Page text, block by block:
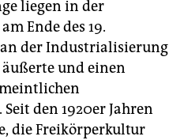
liegen in der
Ende des 19.
der Industrialisierung
und einen
den 1920er Jahren
die Freikörperkultur